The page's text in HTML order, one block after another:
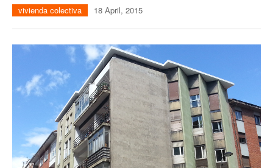
MAPA
BLOG
CONTACTO
vivienda colectiva 18 April, 2015